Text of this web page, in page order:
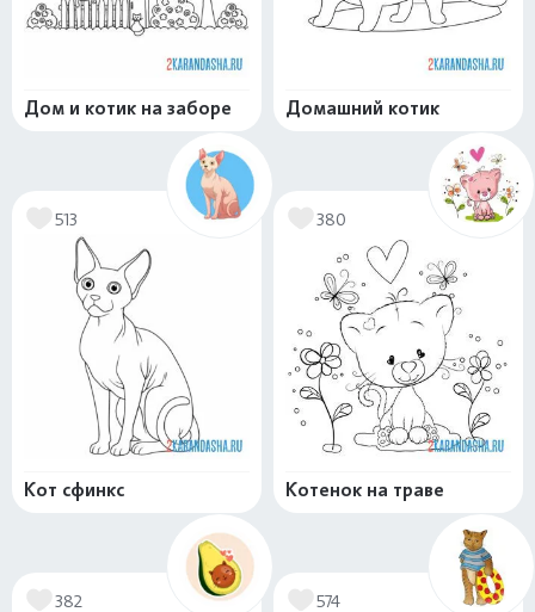
Дом и котик на заборе Домашний котик
513
Кот сфинкс
380
Котенок на траве
382 574